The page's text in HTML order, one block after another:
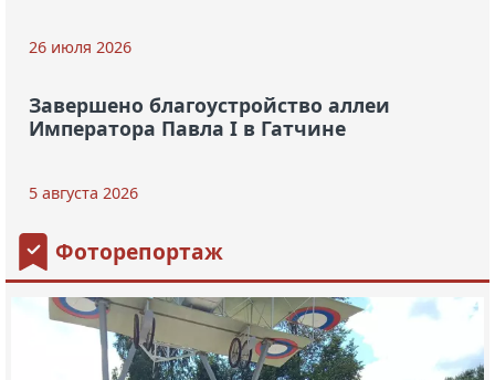
26 июля 2026
Завершено благоустройство аллеи
Императора Павла I в Гатчине
5 августа 2026
Фоторепортаж